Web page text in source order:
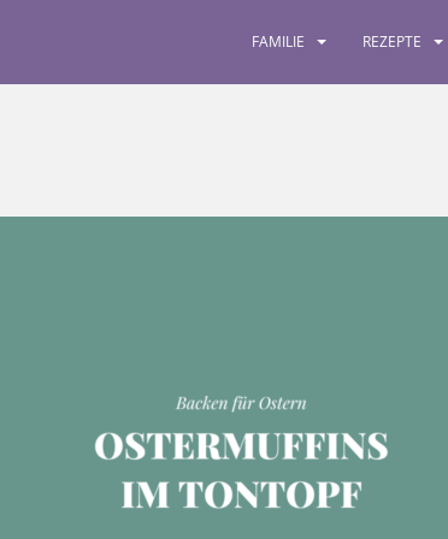
FAMILIE REZEPTE